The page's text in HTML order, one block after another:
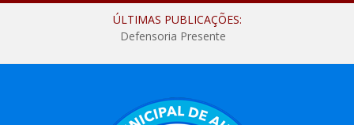
ÚLTIMAS PUBLICAÇÕES:
Defensoria Presente